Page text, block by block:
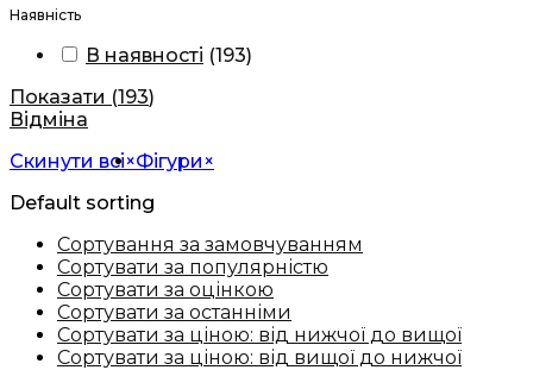
Наявність
В наявності (193)
Показати (193)
Відміна
Скинути всі×Фігури ×
Default sorting
Сортування за замовчуванням
Сортувати за популярністю
Сортувати за оцінкою
Сортувати за останніми
Сортувати за ціною: від нижчої до вищої
Сортувати за ціною: від вищої до нижчої